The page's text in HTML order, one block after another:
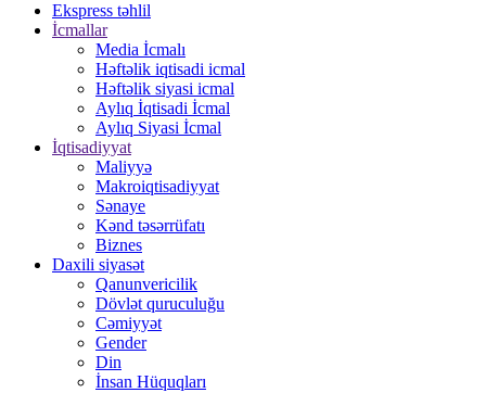
Ekspress təhlil
İcmallar
Media İcmalı
Həftəlik iqtisadi icmal
Həftəlik siyasi icmal
Aylıq İqtisadi İcmal
Aylıq Siyasi İcmal
İqtisadiyyat
Maliyyə
Makroiqtisadiyyat
Sənaye
Kənd təsərrüfatı
Biznes
Daxili siyasət
Qanunvericilik
Dövlət quruculuğu
Cəmiyyət
Gender
Din
İnsan Hüquqları